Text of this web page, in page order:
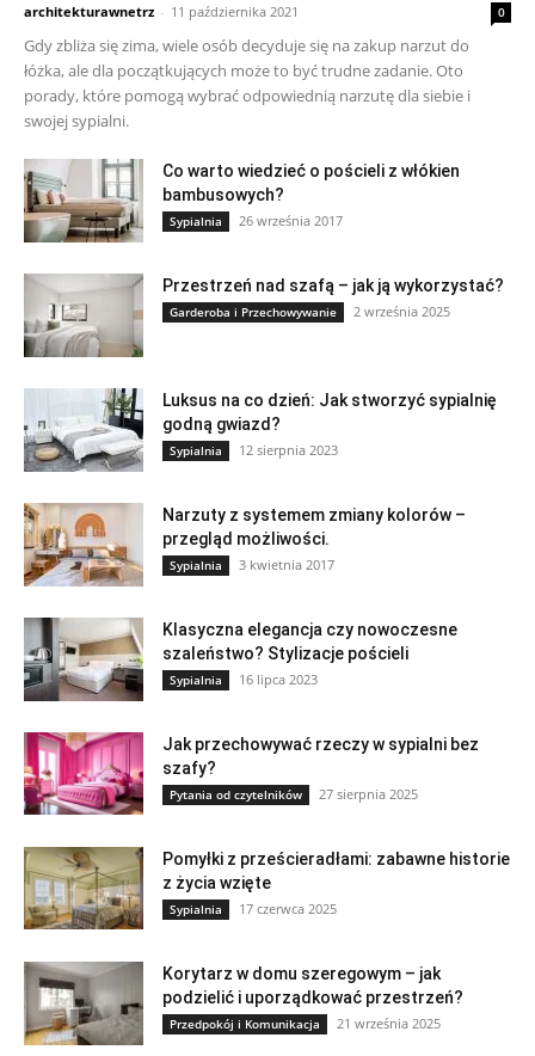
architekturawnetrz - 11 października 2021 0
Gdy zbliża się zima, wiele osób decyduje się na zakup narzut do
łóżka, ale dla początkujących może to być trudne zadanie. Oto
porady, które pomogą wybrać odpowiednią narzutę dla siebie i
swojej sypialni.
Co warto wiedzieć o pościeli z włókien
bambusowych?
Sypialnia 26 września 2017
Przestrzeń nad szafą – jak ją wykorzystać?
Garderoba i Przechowywanie 2 września 2025
Luksus na co dzień: Jak stworzyć sypialnię
godną gwiazd?
Sypialnia 12 sierpnia 2023
Narzuty z systemem zmiany kolorów –
przegląd możliwości.
Sypialnia 3 kwietnia 2017
Klasyczna elegancja czy nowoczesne
szaleństwo? Stylizacje pościeli
Sypialnia 16 lipca 2023
Jak przechowywać rzeczy w sypialni bez
szafy?
Pytania od czytelników 27 sierpnia 2025
Pomyłki z prześcieradłami: zabawne historie
z życia wzięte
Sypialnia 17 czerwca 2025
Korytarz w domu szeregowym – jak
podzielić i uporządkować przestrzeń?
Przedpokój i Komunikacja 21 września 2025